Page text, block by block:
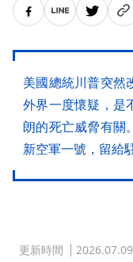
美國總統川普突然
外界一度懷疑，是
朗的死亡威脅有關
新空軍一號，留給
更新時間